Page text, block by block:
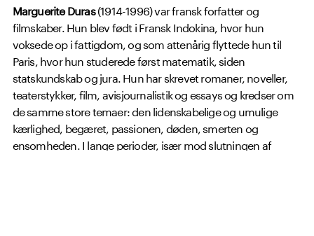
Marguerite Duras(1914-1996) var fransk forfatter og
filmskaber. Hun blev født i Fransk Indokina, hvor hun
voksede op i fattigdom, og som attenårig flyttede hun til
Paris, hvor hun studerede først matematik, siden
statskundskab og jura. Hun har skrevet romaner, noveller,
teaterstykker, film, avisjournalistik og essays og kredser om
de samme store temaer: den lidenskabelige og umulige
kærlighed, begæret, passionen, døden, smerten og
ensomheden. I lange perioder, især mod slutningen af